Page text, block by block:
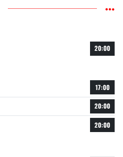
20:00
17:00
20:00
20:00